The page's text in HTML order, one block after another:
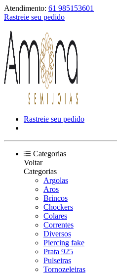
Atendimento: 61 985153601
Rastreie seu pedido
Rastreie seu pedido
Categorias
Voltar
Categorias
Argolas
Aros
Brincos
Chockers
Colares
Correntes
Diversos
Piercing fake
Prata 925
Pulseiras
Tornozeleiras